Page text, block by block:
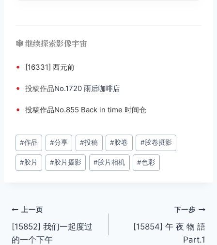
🕸️ 继续探索影像宇宙
• [16331] 西元前
• 投稿作品No.1720 雨后咖啡店
• 投稿作品No.855 Back in time 时间仓
文
章
标
#作品 #分享 #投稿 #胶卷 #胶卷摄影
#胶片 #胶片摄影 #胶片相机 #色彩
文
章
上一页
[15852] 我们一起度过
的一个下午
下一步
[15854] 午 夜 物 語
Part.1